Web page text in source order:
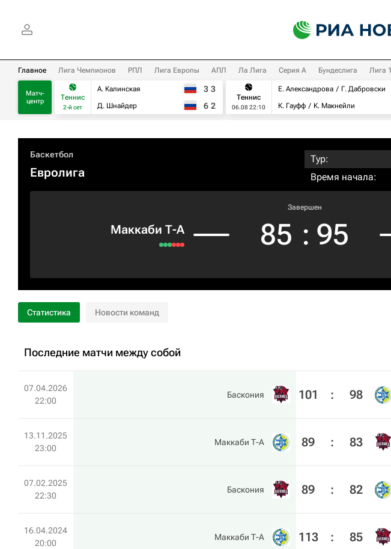
Главное Лига Чемпионов РПЛ Лига Европы АПЛ Ла Лига Серия А Бундеслига Лига 1
Матч-
центр
Теннис
2-й сет
А. Калинская
Д. Шнайдер
3 3
6 2
Теннис
06.08 22:10
Е. Александрова
Г. Дабровски
К. Гауфф
К. Макнейли
Баскетбол
Евролига
Тур:
Время начала:
Маккаби Т-А
Завершен
85 : 95
Статистика Новости команд
Последние матчи между собой
07.04.2026
22:00
Баскония 101 : 98
13.11.2025
23:00
Маккаби Т-А 89 : 83
07.02.2025
22:30
Баскония 89 : 82
16.04.2024
20:00
Маккаби Т-А 113 : 85